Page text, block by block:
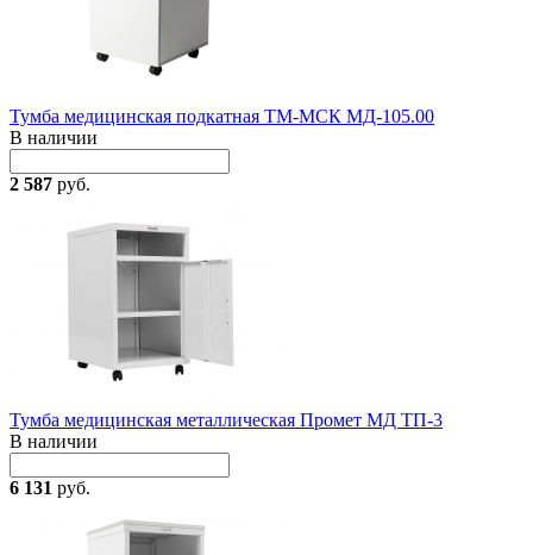
Тумба медицинская подкатная ТМ-МСК МД-105.00
В наличии
2 587 руб.
Тумба медицинская металлическая Промет МД ТП-3
В наличии
6 131 руб.